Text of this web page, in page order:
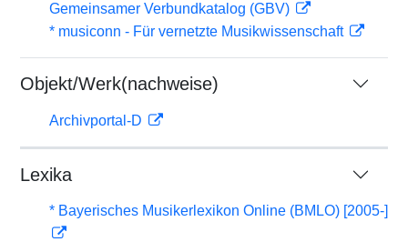
Gemeinsamer Verbundkatalog (GBV)
* musiconn - Für vernetzte Musikwissenschaft
Objekt/Werk(nachweise)
Archivportal-D
Lexika
* Bayerisches Musikerlexikon Online (BMLO) [2005-]